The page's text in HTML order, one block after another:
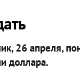
26 апреля,
доллара.